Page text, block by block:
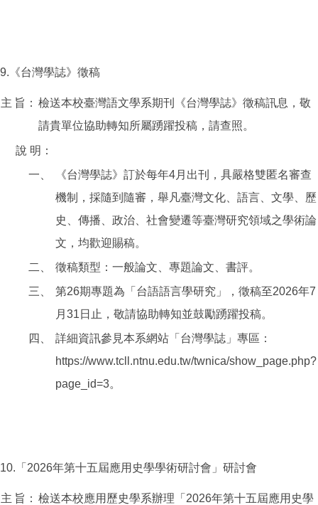
9.《台灣學誌》徵稿
主 旨： 檢送本校臺灣語文學系期刊《台灣學誌》徵稿訊息，敬
請貴單位協助轉知所屬踴躍投稿，請查照。
說 明：
一、
《台灣學誌》訂於每年4月出刊，具嚴格雙匿名審查
機制，採隨到隨審，舉凡臺灣文化、語言、文學、歷
史、傳播、政治、社會變遷等臺灣研究領域之學術論
文，均歡迎賜稿。
二、
徵稿類型：一般論文、專題論文、書評。
三、
第26期專題為「台語語言學研究」，徵稿至2026年7
月31日止，敬請協助轉知並鼓勵踴躍投稿。
四、
詳細資訊參見本系網站「台灣學誌」專區：
https://www.tcll.ntnu.edu.tw/twnica/show_page.php?
page_id=3。
10.「2026年第十五屆應用史學學術研討會」研討會
主 旨： 檢送本校應用歷史學系辦理「2026年第十五屆應用史學